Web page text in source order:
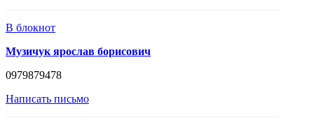
В блокнот
Музичук ярослав борисович
0979879478
Написать письмо